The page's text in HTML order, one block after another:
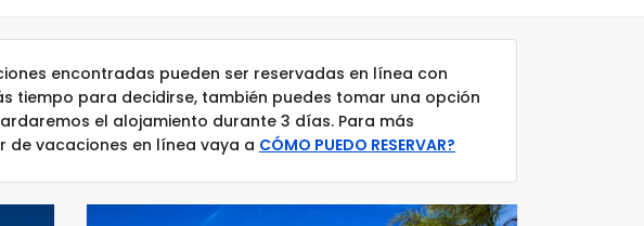
encontradas pueden ser reservadas en línea con
tiempo para decidirse, también puedes tomar una opción
el alojamiento durante 3 días. Para más
de vacaciones en línea vaya a CÓMO PUEDO RESERVAR?